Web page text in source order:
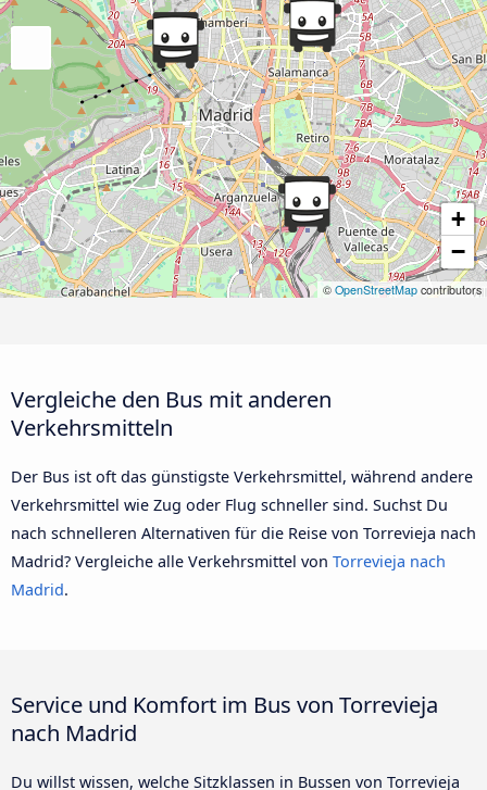
+
−
© OpenStreetMap contributors
Vergleiche den Bus mit anderen
Verkehrsmitteln
Der Bus ist oft das günstigste Verkehrsmittel, während andere
Verkehrsmittel wie Zug oder Flug schneller sind. Suchst Du
nach schnelleren Alternativen für die Reise von Torrevieja nach
Madrid? Vergleiche alle Verkehrsmittel von Torrevieja nach
Madrid.
Service und Komfort im Bus von Torrevieja
nach Madrid
Du willst wissen, welche Sitzklassen in Bussen von Torrevieja